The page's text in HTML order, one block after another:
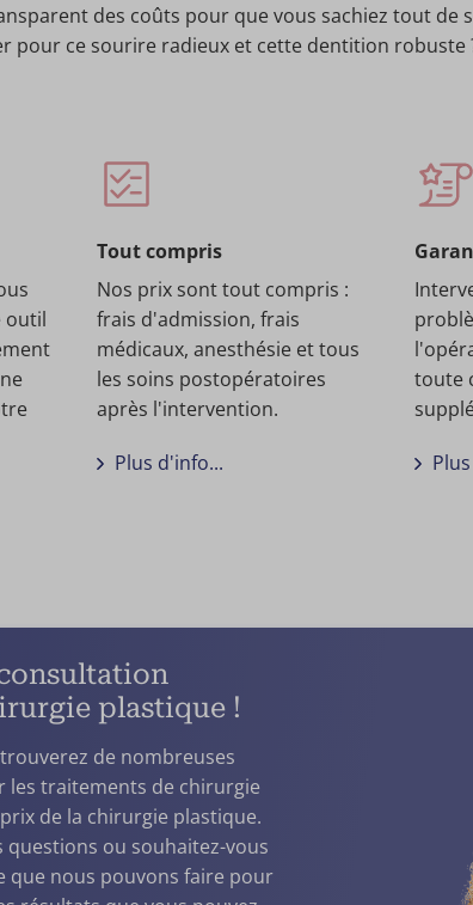
des coûts pour que vous sachiez tout de
pour ce sourire radieux et cette dentition robuste
outil
Tout compris
Nos prix sont tout compris :
frais d'admission, frais
médicaux, anesthésie et tous
les soins postopératoires
après l'intervention.
Plus d'info...
toute
plastique !
de nombreuses
les traitements de chirurgie
de la chirurgie plastique.
questions ou souhaitez-vous
que nous pouvons faire pour